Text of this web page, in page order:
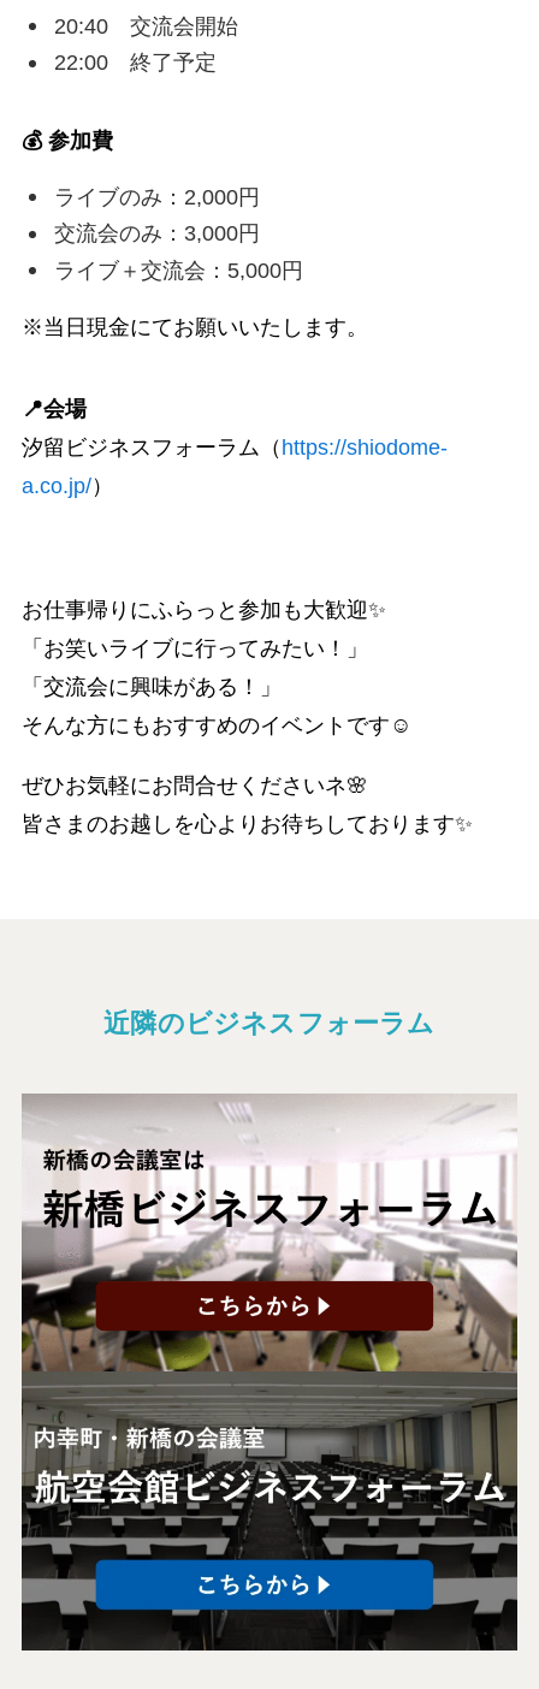
20:40 交流会開始
22:00 終了予定
💰 参加費
ライブのみ：2,000円
交流会のみ：3,000円
ライブ＋交流会：5,000円
※当日現金にてお願いいたします。
📍会場
汐留ビジネスフォーラム（ https://shiodome-
a.co.jp/）
お仕事帰りにふらっと参加も大歓迎✨
「お笑いライブに行ってみたい！」
「交流会に興味がある！」
そんな方にもおすすめのイベントです☺️
ぜひお気軽にお問合せくださいネ🌸
皆さまのお越しを心よりお待ちしております✨
近隣のビジネスフォーラム